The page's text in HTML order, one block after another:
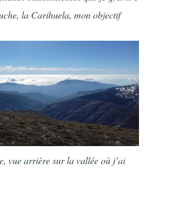
la Carihuela, mon objectif
vue arrière sur la vallée où j’ai